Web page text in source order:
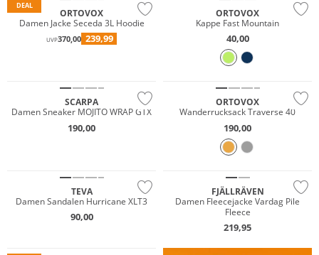
DEAL
ORTOVOX
Damen Jacke Seceda 3L Hoodie
UVP370,00 239,99
ORTOVOX
Kappe Fast Mountain
40,00
SCARPA
Damen Sneaker MOJITO WRAP GTX
190,00
ORTOVOX
Wanderrucksack Traverse 40
190,00
TEVA
Damen Sandalen Hurricane XLT3
90,00
FJÄLLRÄVEN
Damen Fleecejacke Vardag Pile
Fleece
219,95